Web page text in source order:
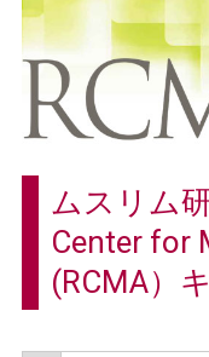
ムスリム
Center for
(RCMA）